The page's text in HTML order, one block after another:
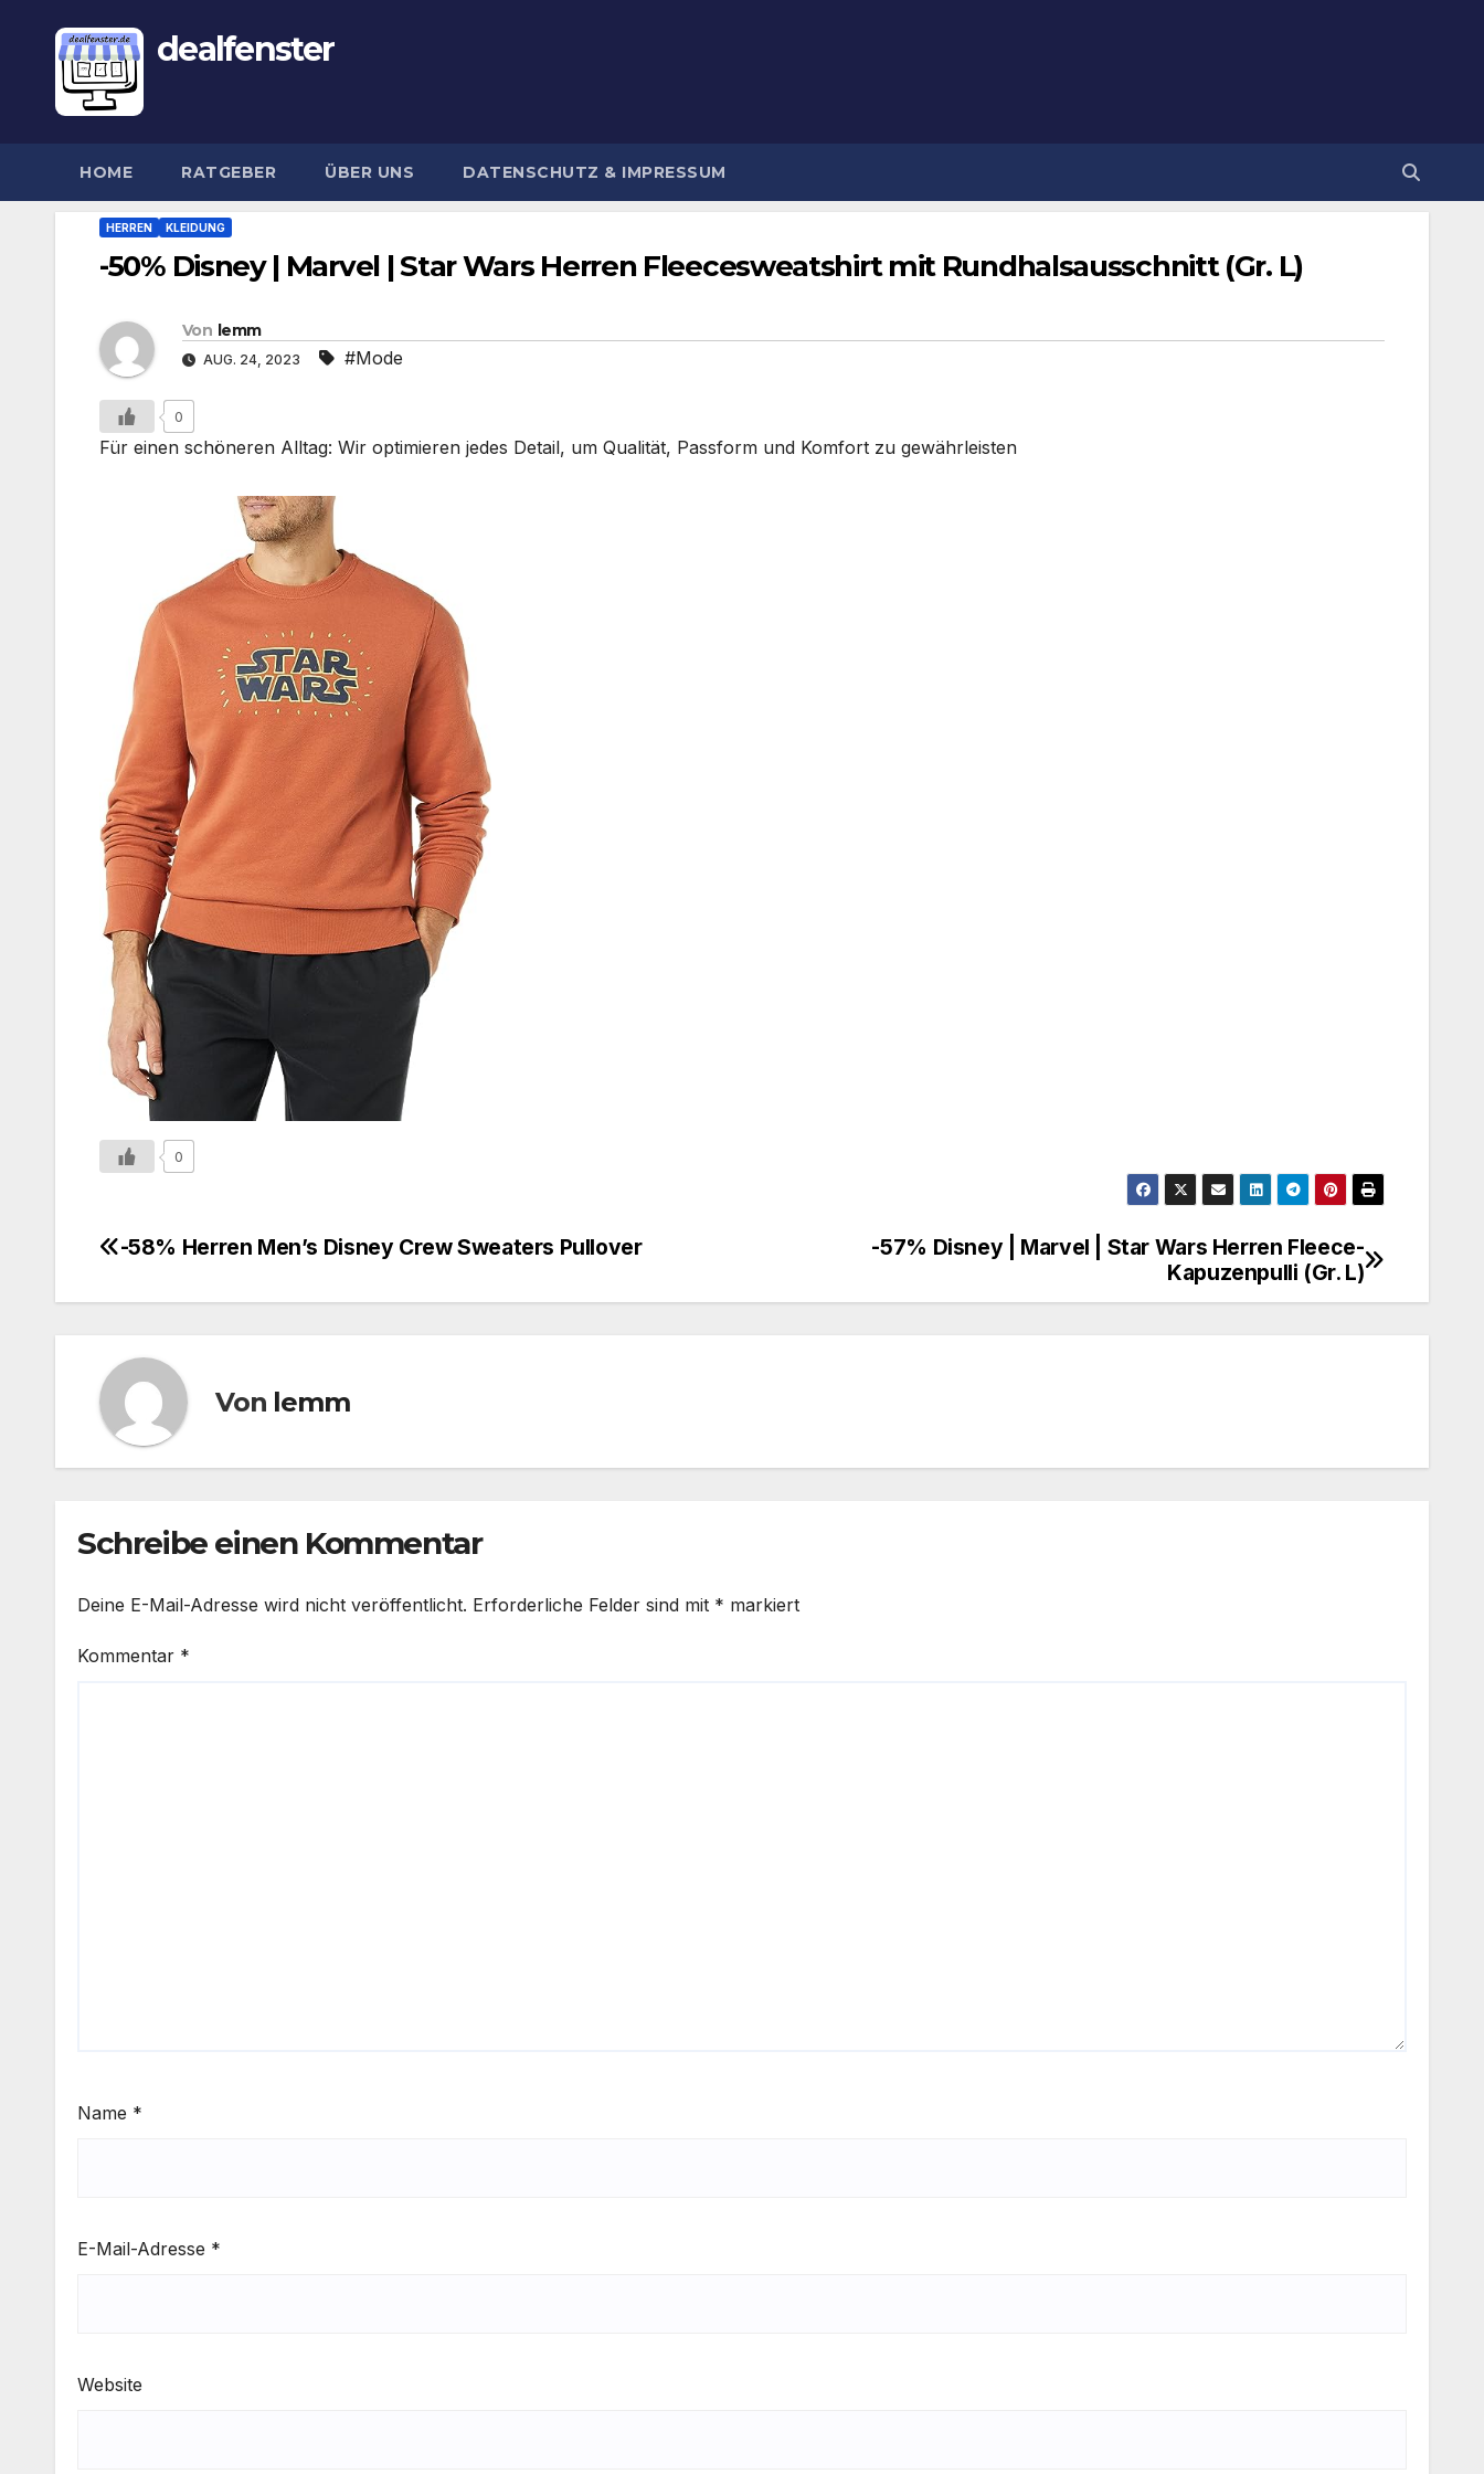
dealfenster
HOME RATGEBER ÜBER UNS DATENSCHUTZ & IMPRESSUM
HERREN KLEIDUNG
-50% Disney | Marvel | Star Wars Herren Fleecesweatshirt mit Rundhalsausschnitt (Gr. L)
Von lemm
AUG. 24, 2023 #Mode
0
Für einen schöneren Alltag: Wir optimieren jedes Detail, um Qualität, Passform und Komfort zu gewährleisten
0
-57% Disney | Marvel | Star Wars Herren Fleece-
Kapuzenpulli (Gr. L)
-58% Herren Men’s Disney Crew Sweaters Pullover
Von lemm
Schreibe einen Kommentar
Deine E-Mail-Adresse wird nicht veröffentlicht. Erforderliche Felder sind mit * markiert
Kommentar *
Name *
E-Mail-Adresse *
Website